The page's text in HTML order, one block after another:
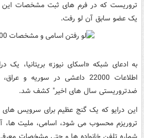
تروریست که در فرم های ثبت مشخصات این
یک عضو سابق آن لو رفت.
به ادعای شبکه «اسکای نیوز» بریتانیا،
اطلاعات 22000 داعشی در
ضدتروریستی سال های اخیر" کشف شد.
این درایو که یک گنج عظیم برای سرویس های
تروریزم محسوب می شود، اسامی، ملیت ها،